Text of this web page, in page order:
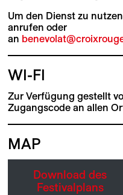
Um den Dienst zu
anrufen oder
an
WI-FI
Zur Verfügung gestellt
Zugangscode an allen
MAP
Download des
Festivalplans